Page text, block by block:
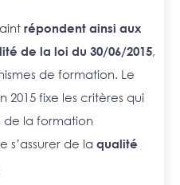
répondent ainsi aux
de la loi du 30/06/2015,
de formation. Le
2015 fixe les critères qui
de la formation
s’assurer de la qualité